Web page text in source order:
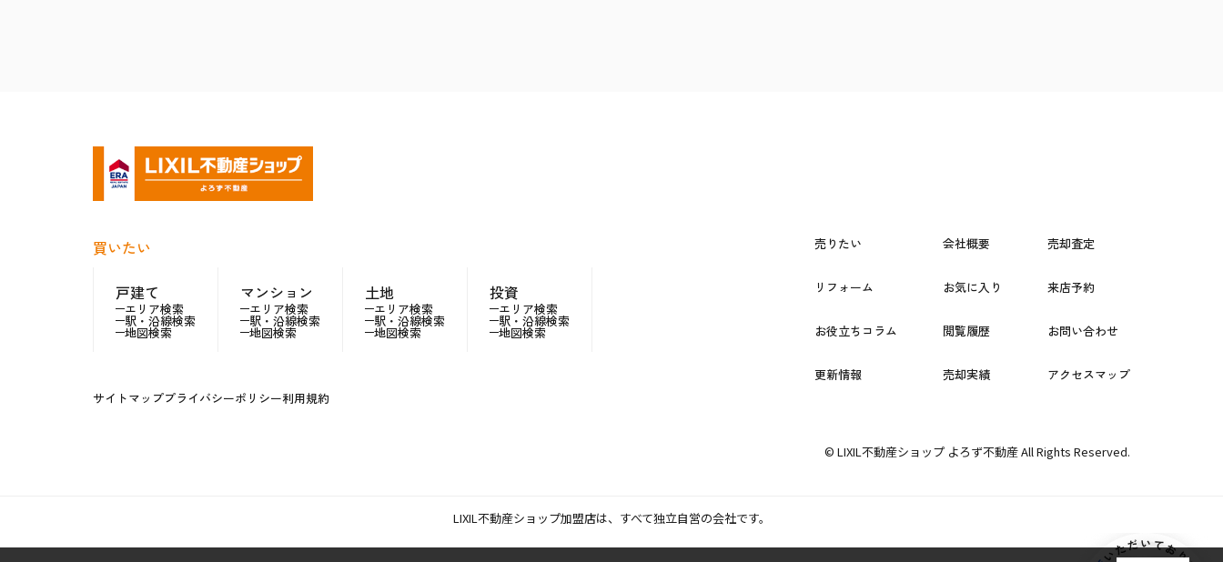
買いたい
戸建て
エリア検索
駅・沿線検索
地図検索
マンション
エリア検索
駅・沿線検索
地図検索
土地
エリア検索
駅・沿線検索
地図検索
投資
エリア検索
駅・沿線検索
地図検索
サイトマッププライバシーポリシー利用規約
売りたい 会社概要 売却査定
リフォーム お気に入り 来店予約
お役立ちコラム 閲覧履歴 お問い合わせ
更新情報 売却実績 アクセスマップ
© LIXIL不動産ショップ よろず不動産 All Rights Reserved.
LIXIL不動産ショップ加盟店は、すべて独立自営の会社です。